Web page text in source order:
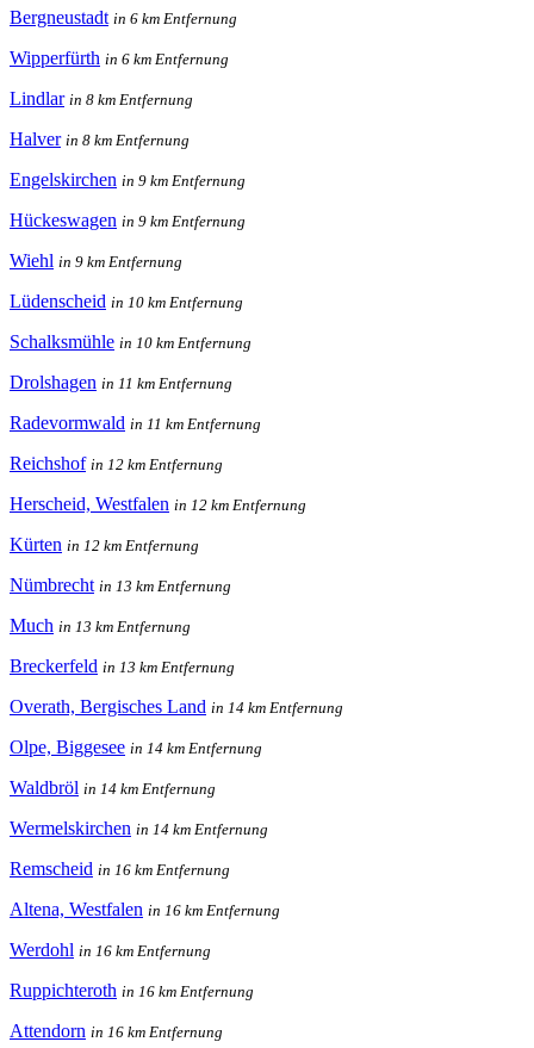
Bergneustadt in 6 km Entfernung
Wipperfürth in 6 km Entfernung
Lindlar in 8 km Entfernung
Halver in 8 km Entfernung
Engelskirchen in 9 km Entfernung
Hückeswagen in 9 km Entfernung
Wiehl in 9 km Entfernung
Lüdenscheid in 10 km Entfernung
Schalksmühle in 10 km Entfernung
Drolshagen in 11 km Entfernung
Radevormwald in 11 km Entfernung
Reichshof in 12 km Entfernung
Herscheid, Westfalen in 12 km Entfernung
Kürten in 12 km Entfernung
Nümbrecht in 13 km Entfernung
Much in 13 km Entfernung
Breckerfeld in 13 km Entfernung
Overath, Bergisches Land in 14 km Entfernung
Olpe, Biggesee in 14 km Entfernung
Waldbröl in 14 km Entfernung
Wermelskirchen in 14 km Entfernung
Remscheid in 16 km Entfernung
Altena, Westfalen in 16 km Entfernung
Werdohl in 16 km Entfernung
Ruppichteroth in 16 km Entfernung
Attendorn in 16 km Entfernung